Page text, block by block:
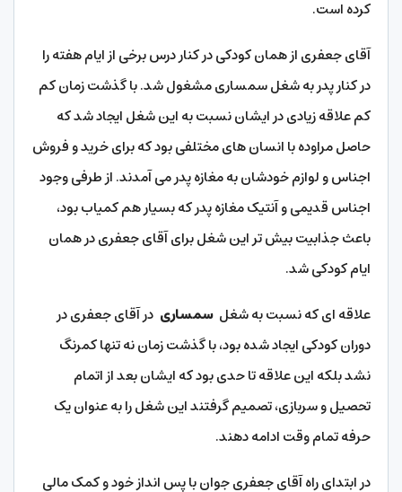
کرده است.
آقای جعفری از همان کودکی در کنار درس برخی از ایام هفته را
در کنار پدر به شغل سمساری مشغول شد. با گذشت زمان کم
کم علاقه زیادی در ایشان نسبت به این شغل ایجاد شد که
حاصل مراوده با انسان های مختلفی بود که برای خرید و فروش
اجناس و لوازم خودشان به مغازه پدر می آمدند. از طرفی وجود
اجناس قدیمی و آنتیک مغازه پدر که بسیار هم کمیاب بود،
باعث جذابیت بیش تر این شغل برای آقای جعفری در همان
ایام کودکی شد.
علاقه ای که نسبت به شغلسمساری در آقای جعفری در
دوران کودکی ایجاد شده بود، با گذشت زمان نه تنها کمرنگ
نشد بلکه این علاقه تا حدی بود که ایشان بعد از اتمام
تحصیل و سربازی، تصمیم گرفتند این شغل را به عنوان یک
حرفه تمام وقت ادامه دهند.
در ابتدای راه آقای جعفری جوان با پس انداز خود و کمک مالی